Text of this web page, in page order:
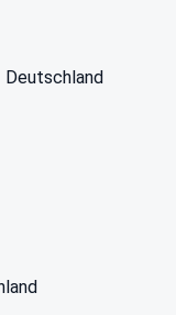
Deutschland